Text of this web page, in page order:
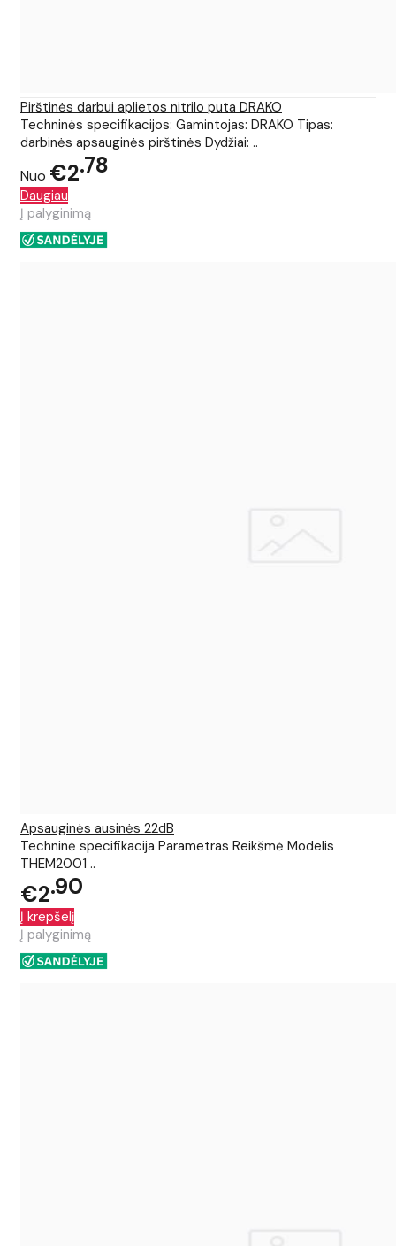
Pirštinės darbui aplietos nitrilo puta DRAKO
Techninės specifikacijos: Gamintojas: DRAKO Tipas:
darbinės apsauginės pirštinės Dydžiai: ..
Nuo €2 78
Daugiau
Į palyginimą
Apsauginės ausinės 22dB
Techninė specifikacija Parametras Reikšmė Modelis
THEM2001 ..
€2 90
Į krepšelį
Į palyginimą